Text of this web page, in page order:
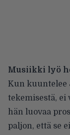
Musiikki lyö
Kun kuuntelee
tekemisestä,
hän luovaa
paljon, että se